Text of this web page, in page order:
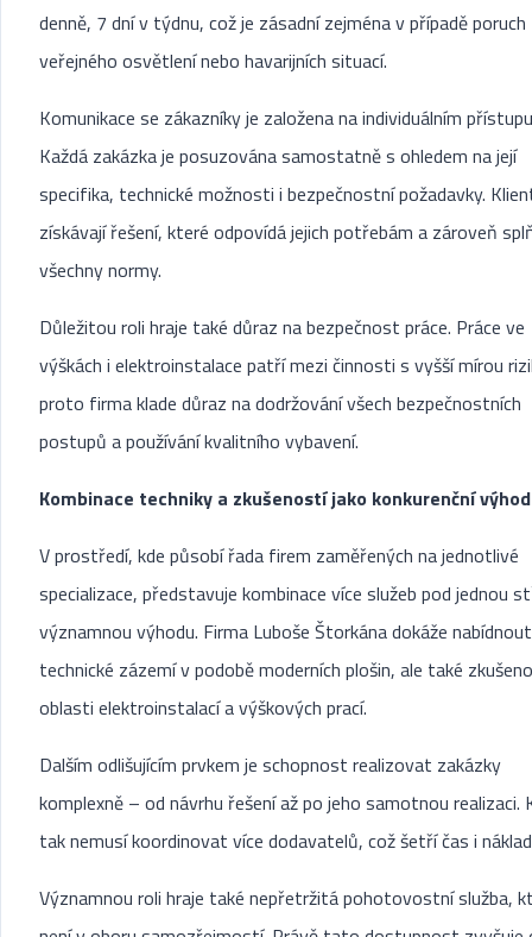
denně, 7 dní v týdnu, což je zásadní zejména v případě poruch
veřejného osvětlení nebo havarijních situací.
Komunikace se zákazníky je založena na individuálním
Každá zakázka je posuzována samostatně s ohledem na její
specifika, technické možnosti i bezpečnostní požadavky.
získávají řešení, které odpovídá jejich potřebám a zároveň
všechny normy.
Důležitou roli hraje také důraz na bezpečnost práce. Práce ve
výškách i elektroinstalace patří mezi činnosti s vyšší mírou
proto firma klade důraz na dodržování všech bezpečnostních
postupů a používání kvalitního vybavení.
Kombinace techniky a zkušeností jako konkurenční
V prostředí, kde působí řada firem zaměřených na jednotlivé
specializace, představuje kombinace více služeb pod jednou
významnou výhodu. Firma Luboše Štorkána dokáže
technické zázemí v podobě moderních plošin, ale také
oblasti elektroinstalací a výškových prací.
Dalším odlišujícím prvkem je schopnost realizovat zakázky
komplexně – od návrhu řešení až po jeho samotnou realizaci.
tak nemusí koordinovat více dodavatelů, což šetří čas i
Významnou roli hraje také nepřetržitá pohotovostní služba,